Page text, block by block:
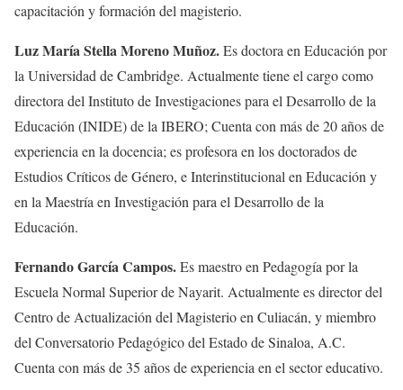
capacitación y formación del magisterio.
Luz María Stella Moreno Muñoz.Es doctora en Educación por
la Universidad de Cambridge. Actualmente tiene el cargo como
directora del Instituto de Investigaciones para el Desarrollo de la
Educación (INIDE) de la IBERO; Cuenta con más de 20 años de
experiencia en la docencia; es profesora en los doctorados de
Estudios Críticos de Género, e Interinstitucional en Educación y
en la Maestría en Investigación para el Desarrollo de la
Educación.
Fernando García Campos.Es maestro en Pedagogía por la
Escuela Normal Superior de Nayarit. Actualmente es director del
Centro de Actualización del Magisterio en Culiacán, y miembro
del Conversatorio Pedagógico del Estado de Sinaloa, A.C.
Cuenta con más de 35 años de experiencia en el sector educativo.